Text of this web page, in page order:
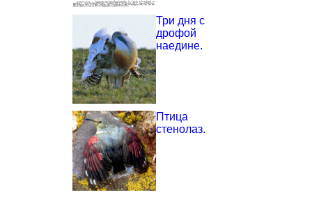
Три дня с
дрофой
наедине.
Птица
стенолаз.